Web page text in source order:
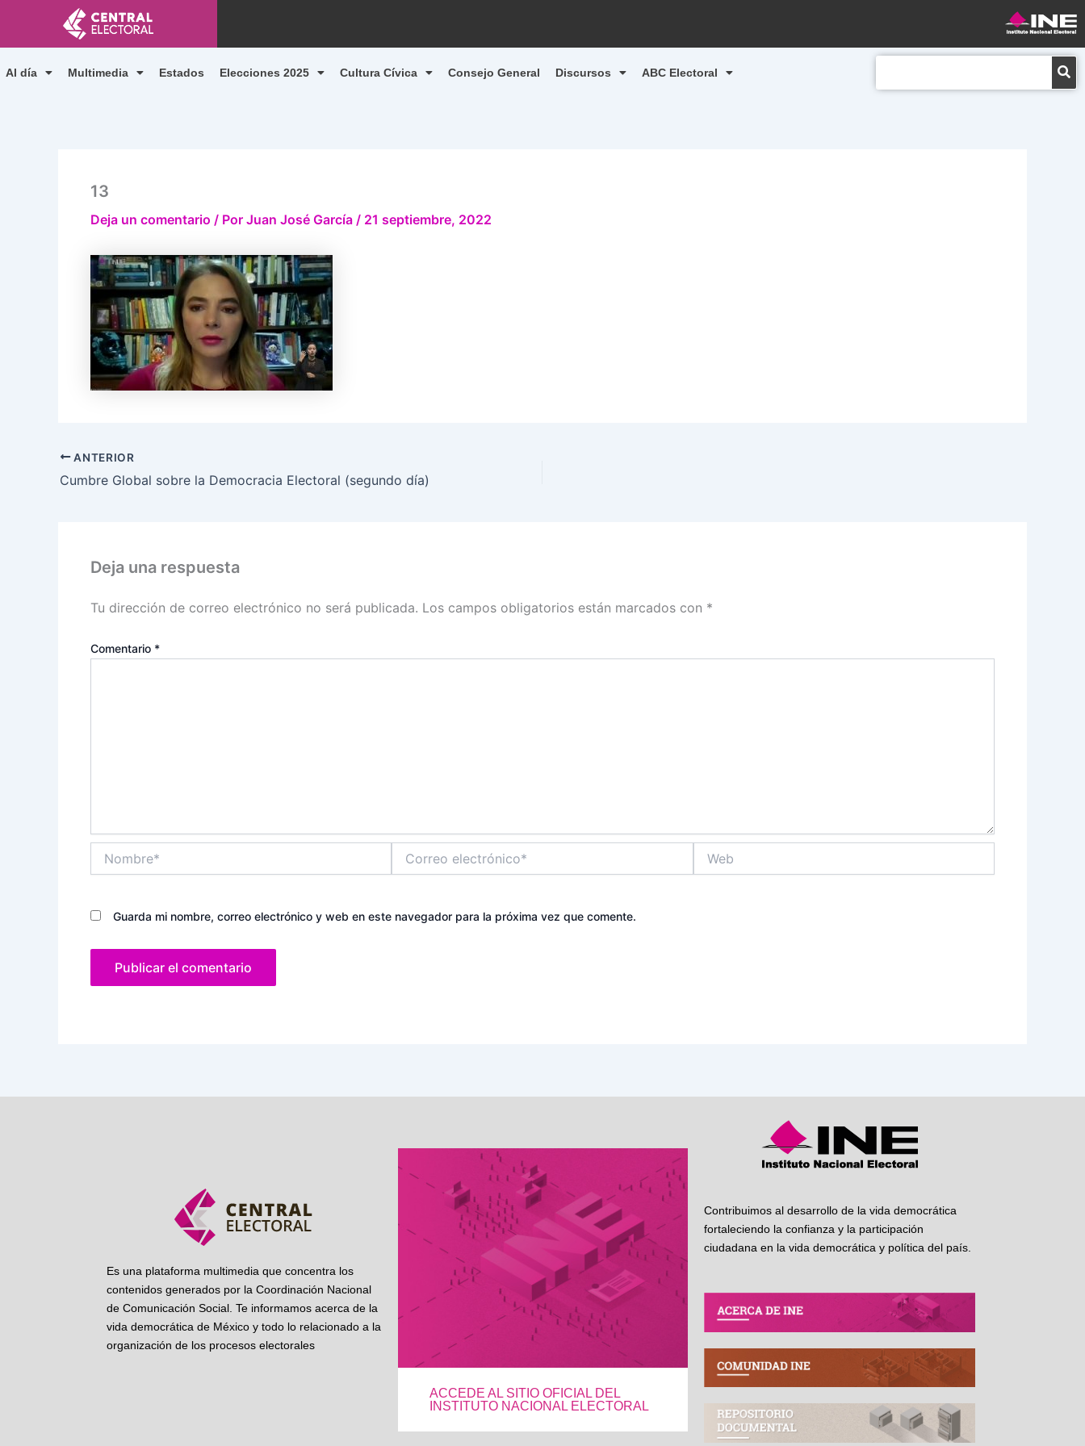
contenido
Al día Multimedia Estados Elecciones 2025 Cultura Cívica Consejo General Discursos ABC Electoral
13
Deja un comentario / Por Juan José García / 21 septiembre, 2022
ANTERIOR
Cumbre Global sobre la Democracia Electoral (segundo día)
Deja una respuesta
Tu dirección de correo electrónico no será publicada. Los campos obligatorios están marcados con *
Comentario *
electrónico*
Guarda mi nombre, correo electrónico y web en este navegador para la próxima vez que comente.
Es una plataforma multimedia que concentra los
contenidos generados por la Coordinación Nacional
de Comunicación Social. Te informamos acerca de la
vida democrática de México y todo lo relacionado a la
organización de los procesos electorales
ACCEDE AL SITIO OFICIAL DEL
INSTITUTO NACIONAL ELECTORAL
Contribuimos al desarrollo de la vida democrática
fortaleciendo la confianza y la participación
ciudadana en la vida democrática y política del país.